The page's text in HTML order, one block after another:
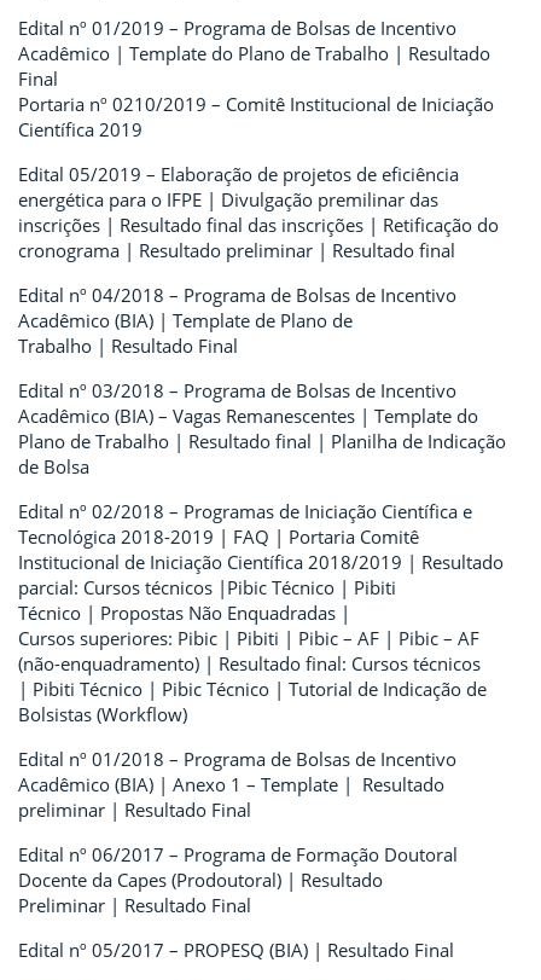
Edital nº 01/2019 – Programa de Bolsas de Incentivo
Acadêmico | Template do Plano de Trabalho | Resultado
Final
Portaria nº 0210/2019 – Comitê Institucional de Iniciação
Científica 2019
Edital 05/2019 – Elaboração de projetos de eficiência
energética para o IFPE | Divulgação premilinar das
inscrições | Resultado final das inscrições | Retificação do
cronograma | Resultado preliminar | Resultado final
Edital nº 04/2018 – Programa de Bolsas de Incentivo
Acadêmico (BIA) | Template de Plano de
Trabalho | Resultado Final
Edital nº 03/2018 – Programa de Bolsas de Incentivo
Acadêmico (BIA) – Vagas Remanescentes | Template do
Plano de Trabalho | Resultado final | Planilha de Indicação
de Bolsa
Edital nº 02/2018 – Programas de Iniciação Científica e
Tecnológica 2018-2019 | FAQ | Portaria Comitê
Institucional de Iniciação Científica 2018/2019 | Resultado
parcial: Cursos técnicos |Pibic Técnico | Pibiti
Técnico | Propostas Não Enquadradas |
Cursos superiores: Pibic | Pibiti | Pibic – AF | Pibic – AF
(não-enquadramento) | Resultado final: Cursos técnicos
| Pibiti Técnico | Pibic Técnico | Tutorial de Indicação de
Bolsistas (Workflow)
Edital nº 01/2018 – Programa de Bolsas de Incentivo
Acadêmico (BIA) | Anexo 1 – Template | Resultado
preliminar | Resultado Final
Edital nº 06/2017 – Programa de Formação Doutoral
Docente da Capes (Prodoutoral) | Resultado
Preliminar | Resultado Final
Edital nº 05/2017 – PROPESQ (BIA) | Resultado Final